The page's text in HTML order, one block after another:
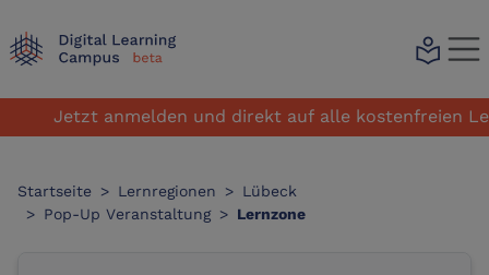
local_library
Jetzt anmelden und direkt auf alle kostenfreien
Startseite > Lernregionen > Lübeck
> Pop-Up Veranstaltung > Lernzone